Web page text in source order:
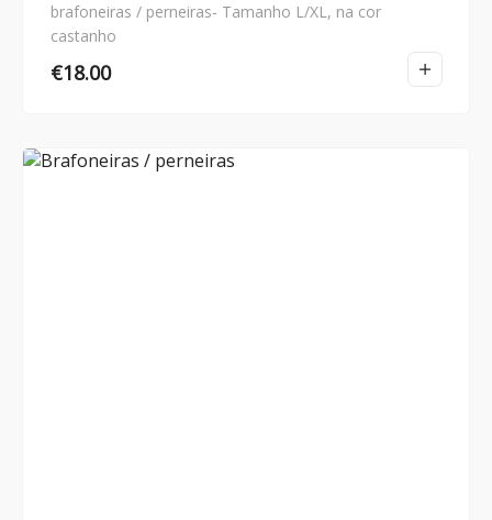
brafoneiras / perneiras- Tamanho L/XL, na cor
castanho
€18.00